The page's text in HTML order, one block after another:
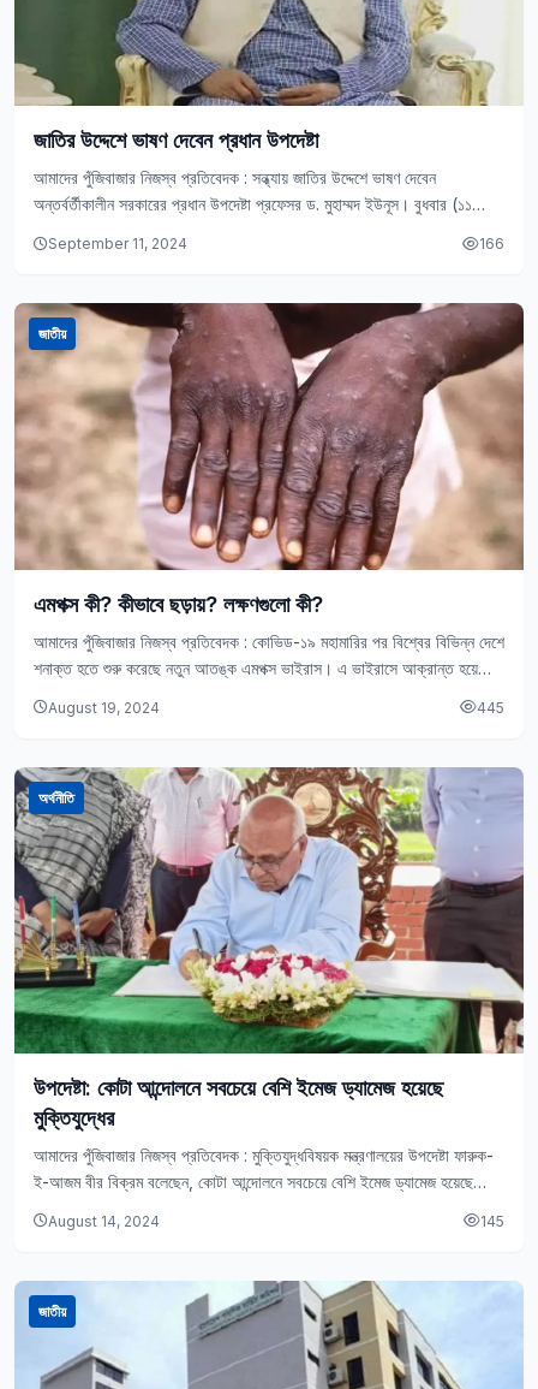
জাতির উদ্দেশে ভাষণ দেবেন প্রধান উপদেষ্টা
আমাদের পুঁজিবাজার নিজস্ব প্রতিবেদক : সন্ধ্যায় জাতির উদ্দেশে ভাষণ দেবেন
অন্তর্বর্তীকালীন সরকারের প্রধান উপদেষ্টা প্রফেসর ড. মুহাম্মদ ইউনূস। বুধবার (১১
September 11, 2024 166
জাতীয়
এমপক্স কী? কীভাবে ছড়ায়? লক্ষণগুলো কী?
আমাদের পুঁজিবাজার নিজস্ব প্রতিবেদক : কোভিড-১৯ মহামারির পর বিশ্বের বিভিন্ন দেশে
শনাক্ত হতে শুরু করেছে নতুন আতঙ্ক এমপক্স ভাইরাস। এ ভাইরাসে আক্রান্ত হয়ে
August 19, 2024 445
অর্থনীতি
উপদেষ্টা: কোটা আন্দোলনে সবচেয়ে বেশি ইমেজ ড্যামেজ হয়েছে
মুক্তিযুদ্ধের
আমাদের পুঁজিবাজার নিজস্ব প্রতিবেদক : মুক্তিযুদ্ধবিষয়ক মন্ত্রণালয়ের উপদেষ্টা ফারুক-
ই-আজম বীর বিক্রম বলেছেন, কোটা আন্দোলনে সবচেয়ে বেশি ইমেজ ড্যামেজ হয়েছে
August 14, 2024 145
জাতীয়